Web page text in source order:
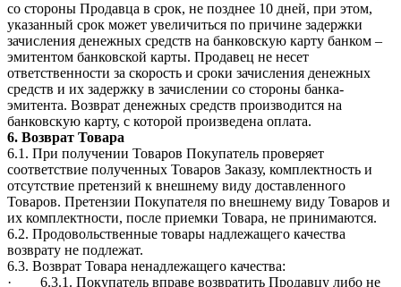
со стороны Продавца в срок, не позднее 10 дней, при этом,
указанный срок может увеличиться по причине задержки
зачисления денежных средств на банковскую карту банком –
эмитентом банковской карты. Продавец не несет
ответственности за скорость и сроки зачисления денежных
средств и их задержку в зачислении со стороны банка-
эмитента. Возврат денежных средств производится на
банковскую карту, с которой произведена оплата.
6. Возврат Товара
6.1. При получении Товаров Покупатель проверяет
соответствие полученных Товаров Заказу, комплектность и
отсутствие претензий к внешнему виду доставленного
Товаров. Претензии Покупателя по внешнему виду Товаров и
их комплектности, после приемки Товара, не принимаются.
6.2. Продовольственные товары надлежащего качества
возврату не подлежат.
6.3. Возврат Товара ненадлежащего качества:
· 6.3.1. Покупатель вправе возвратить Продавцу либо не